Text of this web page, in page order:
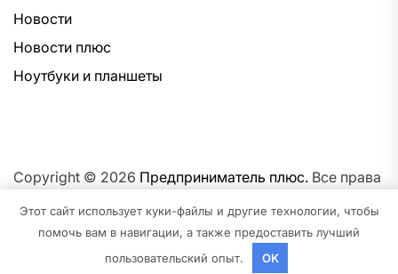
Новости
Новости плюс
Ноутбуки и планшеты
Copyright © 2026 Предприниматель плюс. Все права
платформеWordPress.
Этот сайт использует куки-файлы и другие технологии, чтобы
помочь вам в навигации, а также предоставить лучший
пользовательский опыт.
OK